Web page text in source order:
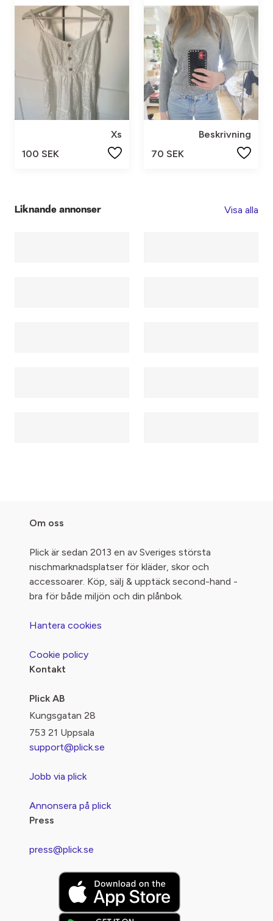
Xs
100 SEK
Beskrivning
70 SEK
Liknande annonser Visa alla
Om oss
Plick är sedan 2013 en av Sveriges största
nischmarknadsplatser för kläder, skor och
accessoarer. Köp, sälj & upptäck second-hand -
bra för både miljön och din plånbok.
Hantera cookies
Cookie policy
Kontakt
Plick AB
Kungsgatan 28
753 21 Uppsala
support@plick.se
Jobb via plick
Annonsera på plick
Press
press@plick.se